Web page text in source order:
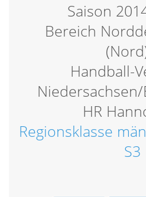
Saison
Bereich
Handball-
HR
Regionsklasse
S3